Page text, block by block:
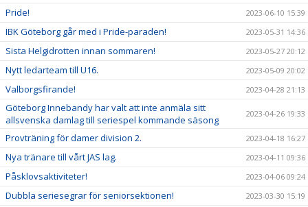
Pride! 2023-06-10 15:39
IBK Göteborg går med i Pride-paraden! 2023-05-31 14:36
Sista Helgidrotten innan sommaren! 2023-05-27 20:12
Nytt ledarteam till U16. 2023-05-09 20:02
Valborgsfirande! 2023-04-28 21:13
Göteborg Innebandy har valt att inte anmäla sitt
allsvenska damlag till seriespel kommande säsong
2023-04-26 19:33
Provträning för damer division 2. 2023-04-18 16:27
Nya tränare till vårt JAS lag. 2023-04-11 09:36
Påsklovsaktiviteter! 2023-04-06 09:24
Dubbla seriesegrar för seniorsektionen! 2023-03-30 15:19